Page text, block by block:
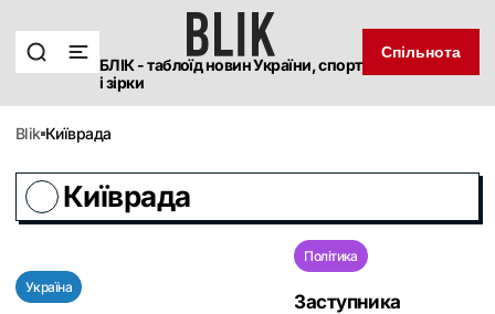
БЛІК - таблоїд новин України, спорт
і зірки
Спільнота
blik Київрада
Київрада
Україна
Політика
Заступника